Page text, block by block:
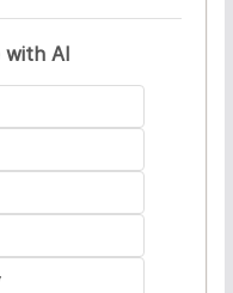
with AI